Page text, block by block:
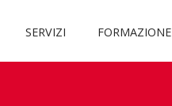
SERVIZI FORMAZIONE